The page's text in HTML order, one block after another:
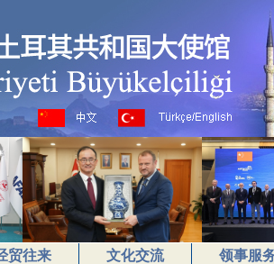
贸往来 文化交流 领事服